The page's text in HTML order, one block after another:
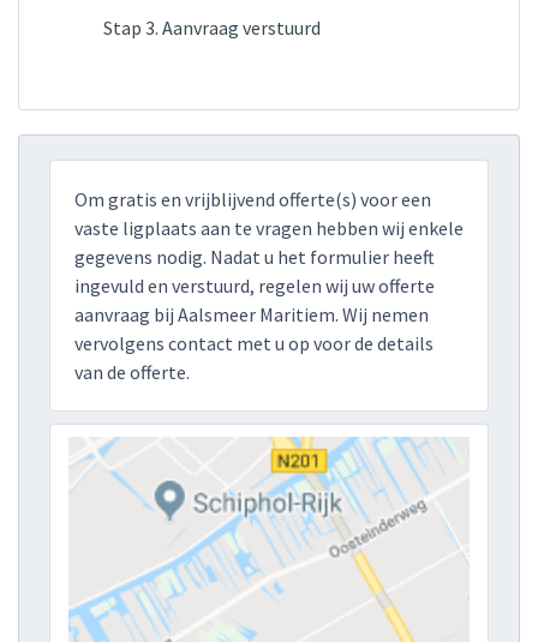
Stap 3. Aanvraag verstuurd
Om gratis en vrijblijvend offerte(s) voor een
vaste ligplaats aan te vragen hebben wij enkele
gegevens nodig. Nadat u het formulier heeft
ingevuld en verstuurd, regelen wij uw offerte
aanvraag bij Aalsmeer Maritiem. Wij nemen
vervolgens contact met u op voor de details
van de offerte.